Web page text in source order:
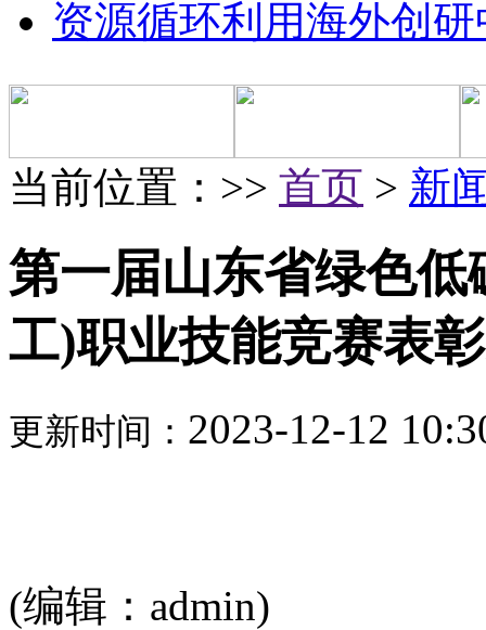
资源循环利用海外创研
当前位置：>> 首页 > 新
第一届山东省绿色
工)职业技能竞赛表
更新时间： 2023-12-12
(编辑：admin)